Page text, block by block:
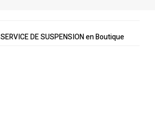
SERVICE DE SUSPENSION en Boutique